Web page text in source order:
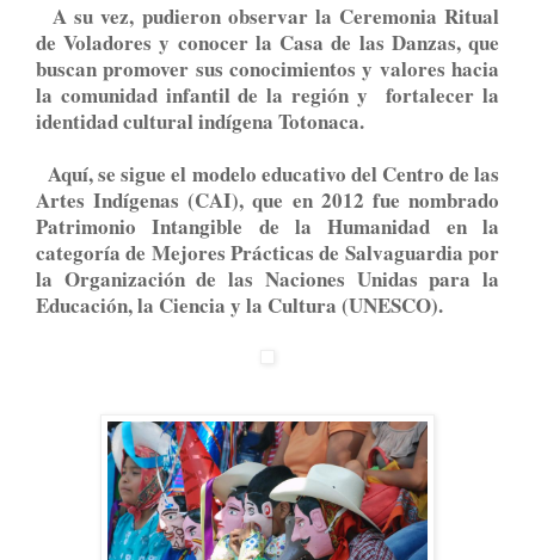
A su vez, pudieron observar la Ceremonia Ritual
de Voladores y conocer la Casa de las Danzas, que
buscan promover sus conocimientos y valores hacia
la comunidad infantil de la región y fortalecer la
identidad cultural indígena Totonaca.
Aquí, se sigue el modelo educativo del Centro de las
Artes Indígenas (CAI), que en 2012 fue nombrado
Patrimonio Intangible de la Humanidad en la
categoría de Mejores Prácticas de Salvaguardia por
la Organización de las Naciones Unidas para la
Educación, la Ciencia y la Cultura (UNESCO).